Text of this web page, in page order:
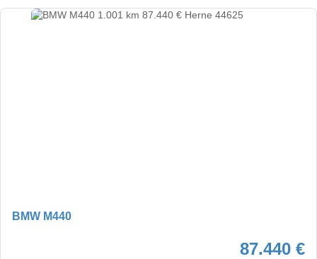
BMW M440
87.440 €